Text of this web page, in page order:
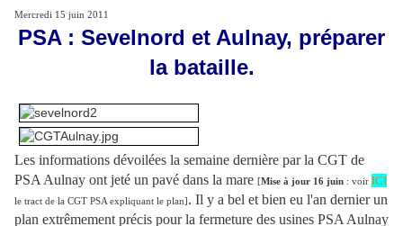
Mercredi 15 juin 2011
PSA : Sevelnord et Aulnay, préparer
la bataille.
Les informations dévoilées la semaine dernière par la CGT de
PSA Aulnay ont jeté un pavé dans la mare [Mise à jour 16 juin : voir ICI
le tract de la CGT PSA expliquant le plan] . Il y a bel et bien eu l'an dernier un
plan extrêmement précis pour la fermeture des usines PSA Aulnay